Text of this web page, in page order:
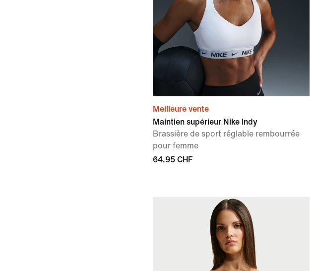
Meilleure vente
Maintien supérieur Nike Indy
Brassière de sport réglable rembourrée
pour femme
64.95 CHF